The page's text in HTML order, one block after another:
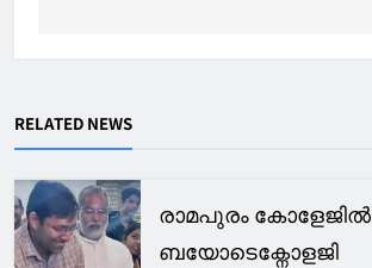
RELATED NEWS
രാമപുരം കോളേജിൽ
ബയോടെക്നോളജി